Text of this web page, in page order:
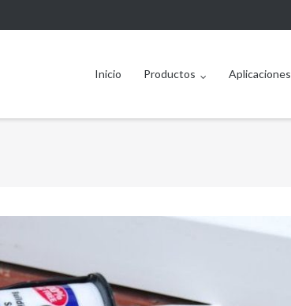
Inicio Productos Aplicaciones